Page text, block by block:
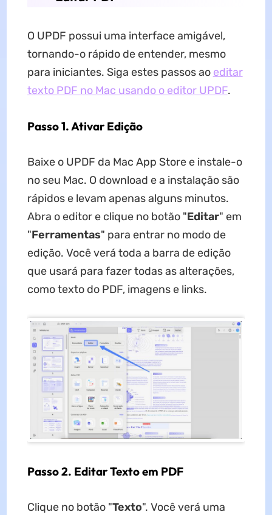
O UPDF possui uma interface amigável,
tornando-o rápido de entender, mesmo
para iniciantes. Siga estes passos ao editar
texto PDF no Mac usando o editor UPDF.
Passo 1. Ativar Edição
Baixe o UPDF da Mac App Store e instale-o
no seu Mac. O download e a instalação são
rápidos e levam apenas alguns minutos.
Abra o editor e clique no botão "Editar" em
"Ferramentas" para entrar no modo de
edição. Você verá toda a barra de edição
que usará para fazer todas as alterações,
como texto do PDF, imagens e links.
Passo 2. Editar Texto em PDF
Clique no botão "Texto". Você verá uma